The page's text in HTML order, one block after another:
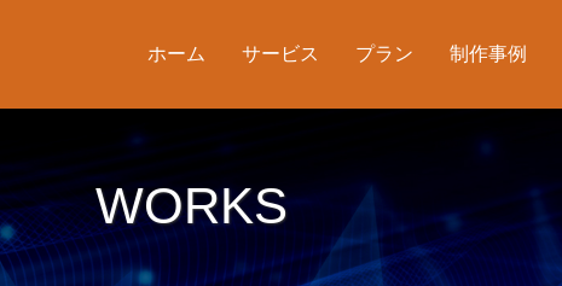
ホーム サービス プラン 制作事例
WORKS